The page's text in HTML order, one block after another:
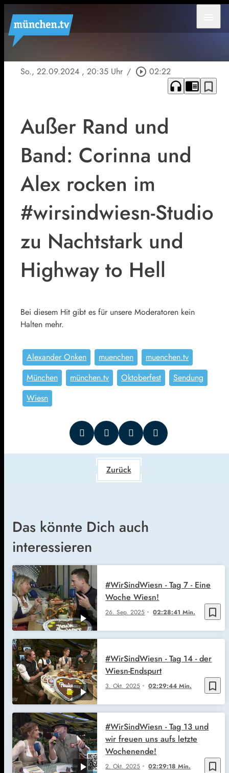
So., 22.09.2024 , 20:35 Uhr / play_circle_outline 02:22
headphones chrome_reader_mode bookmark_border
Außer Rand und
Band: Corinna und
Alex rocken im
#wirsindwiesn-Studio
zu Nachtstark und
Highway to Hell
Bei diesem Hit gibt es für unsere Moderatoren kein
Halten mehr.
Alexander Onken muenchen
muenchen.tv
München
münchen.tv Oktoberfest
Sendung
Wiesn
Zurück
Das könnte Dich auch
interessieren
bookmark_border
26. Sep. 2025 02:28:41 Min.
#WirSindWiesn - Tag 7 - Eine
Woche Wiesn!
bookmark_border
3. Okt. 2025 02:29:44 Min.
#WirSindWiesn - Tag 14 - der
Wiesn-Endspurt
bookmark_border
2. Okt. 2025 02:29:18 Min.
#WirSindWiesn - Tag 13 und
wir freuen uns aufs letzte
Wochenende!